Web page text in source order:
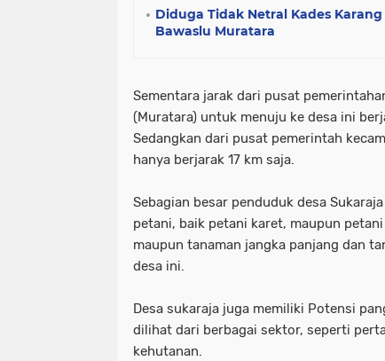
Diduga Tidak Netral Kades
Bawaslu Muratara
Sementara jarak dari pusat
(Muratara) untuk menuju ke desa ini
Sedangkan dari pusat pemerintah
hanya berjarak 17 km saja.
Sebagian besar penduduk desa
petani, baik petani karet, maupun
maupun tanaman jangka panjang dan
desa ini.
Desa sukaraja juga memiliki Potensi
dilihat dari berbagai sektor, seperti
kehutanan.